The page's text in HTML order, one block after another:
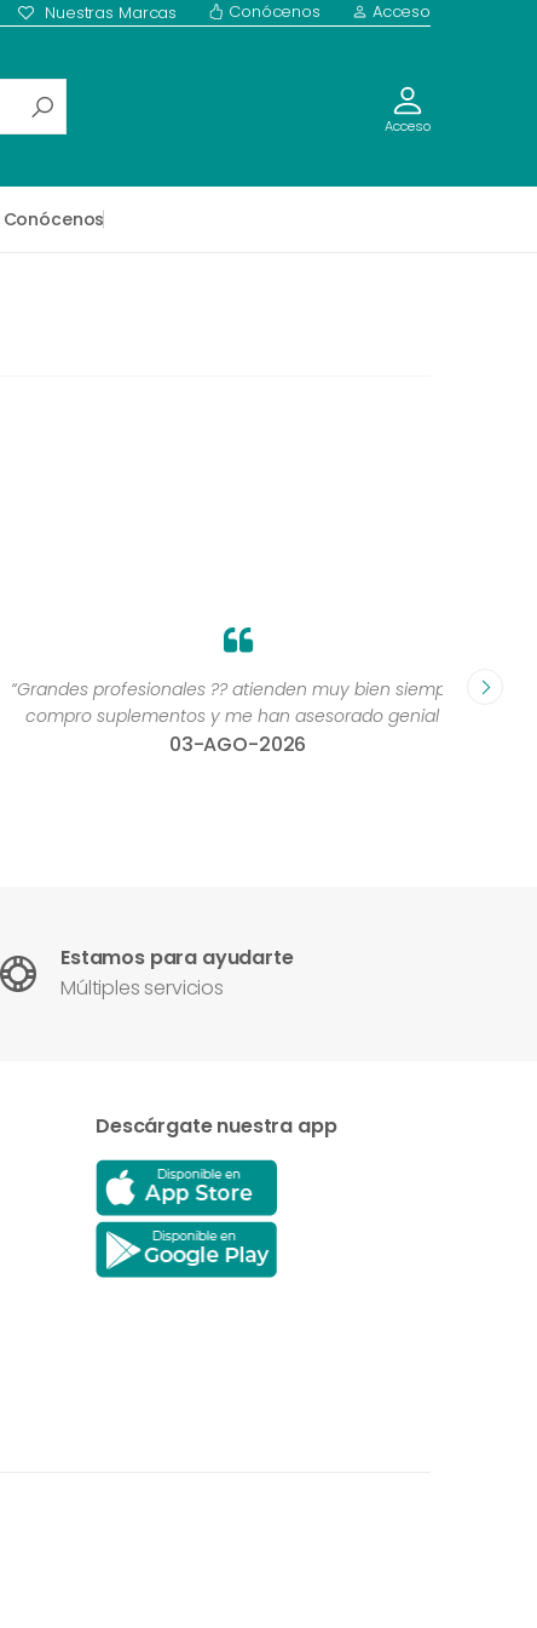
Nuestras Marcas Conócenos Acceso
Acceso
Conócenos
profesionales ?? atienden muy bien siempre,
compro suplementos y me han asesorado genial ”
03-AGO-2026
Estamos para ayudarte
Múltiples servicios
Descárgate nuestra app